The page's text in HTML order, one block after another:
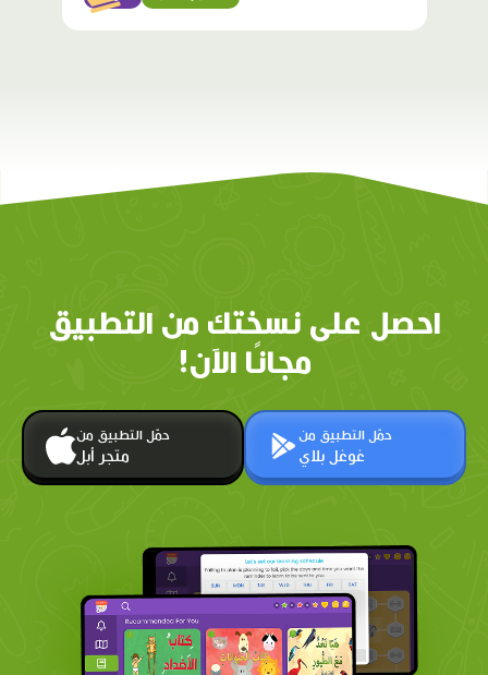
احصل على نسختك من التطبيق
مجانًا الآن!
حمّل التطبيق من
متجر أبل
حمّل التطبيق من
غوغل بلاي